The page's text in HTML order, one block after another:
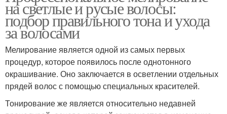
на светлые и русые волосы:
подбор правильного тона и ухода
за волосами
Мелирование является одной из самых первых
процедур, которое появилось после однотонного
окрашивание. Оно заключается в осветлении отдельных
прядей волос с помощью специальных красителей.
Тонирование же является относительно недавней